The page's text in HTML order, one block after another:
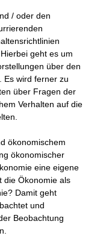
/ oder den
geht es um
über den
Es wird ferner zu
über Fragen der
Verhalten auf die
ökonomischem
ökonomischer
eine eigene
die Ökonomie als
Damit geht
und
Beobachtung